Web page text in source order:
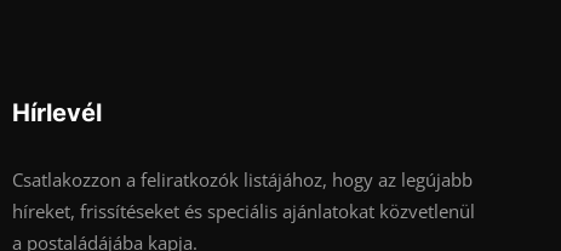
Hírlevél
Csatlakozzon a feliratkozók listájához, hogy az legújabb
híreket, frissítéseket és speciális ajánlatokat közvetlenül
a postaládájába kapja.